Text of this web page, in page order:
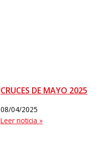
CRUCES DE MAYO 2025
08/04/2025
Leer noticia »